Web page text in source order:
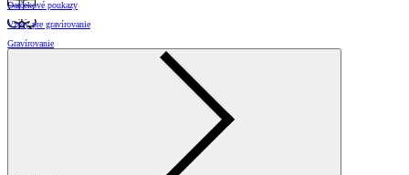
Darčekové poukazy
Vzory pre gravírovanie
Gravírovanie